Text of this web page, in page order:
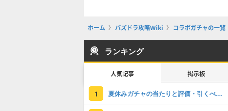
ホーム パズドラ攻略Wiki コラボガチャの一覧
ランキング
人気記事 掲示板
1 夏休みガチャの当たりと評価・引くべき？